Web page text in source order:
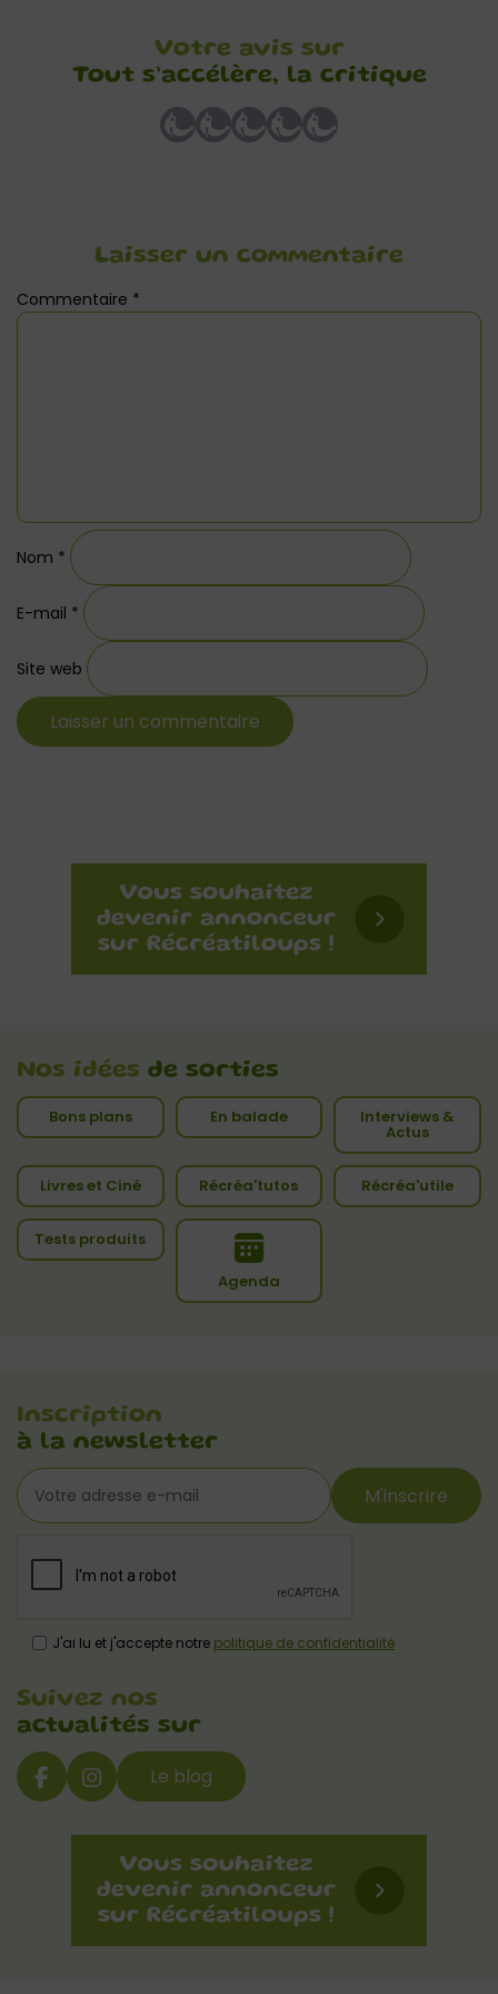
Votre avis sur
Tout s’accélère, la critique
Laisser un commentaire
Commentaire *
Nom *
E-mail *
Site web
Nos idées de sorties
Bons plans En balade Interviews &
Actus
Livres et Ciné Récréa'tutos Récréa'utile
Tests produits
Agenda
Inscription
à la newsletter
M'inscrire
J'ai lu et j'accepte notre politique de confidentialité
Suivez nos
actualités sur
Le blog